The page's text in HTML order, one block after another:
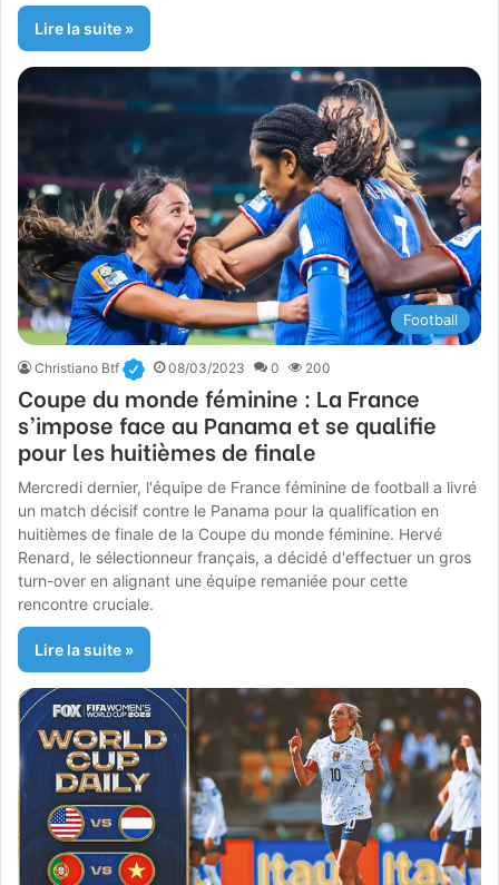
Lire la suite »
Football
Christiano Btf 08/03/2023 0 200
Coupe du monde féminine : La France
s’impose face au Panama et se qualifie
pour les huitièmes de finale
Mercredi dernier, l'équipe de France féminine de football a livré
un match décisif contre le Panama pour la qualification en
huitièmes de finale de la Coupe du monde féminine. Hervé
Renard, le sélectionneur français, a décidé d'effectuer un gros
turn-over en alignant une équipe remaniée pour cette
rencontre cruciale.
Lire la suite »